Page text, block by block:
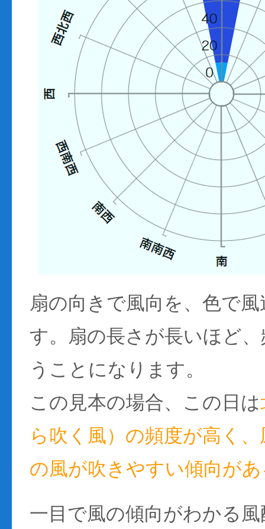
扇の向きで風向を、色で
す。扇の長さが長いほど
うことになります。
この見本の場合、この日は
ら吹く風）の頻度が高く
の風が吹きやすい傾向が
一目で風の傾向がわかる